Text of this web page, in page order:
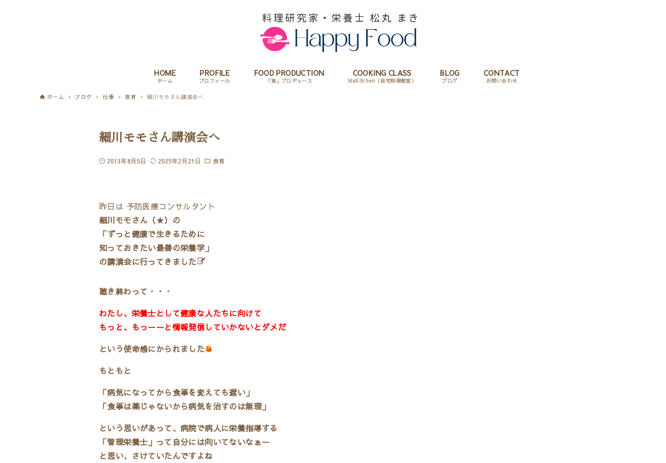
HOME
ホーム
PROFILE
プロフィール
FOOD PRODUCTION
「食」プロデュース
COOKING CLASS
MaKitchen（自宅料理教室）
BLOG
ブログ
CONTACT
お問い合わせ
ホーム ブログ 仕事 食育 細川モモさん講演会へ
細川モモさん講演会へ
2013年8月5日 2025年2月21日 食育
昨日は 予防医療コンサルタント
細川モモさん（★）の
「ずっと健康で生きるために
知っておきたい最善の栄養学」
の講演会に行ってきました
聴き終わって・・・
わたし、栄養士として健康な人たちに向けて
もっと、もっーーと情報発信していかないとダメだ
という使命感にかられました
もともと
「病気になってから食事を変えても遅い」
「食事は薬じゃないから病気を治すのは無理」
という思いがあって、病院で病人に栄養指導する
「管理栄養士」って自分には向いてないなぁー
と思い、さけていたんですよね